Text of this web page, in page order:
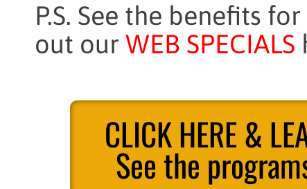
P.S. See the benefits
out our WEB SPECIALS
CLICK HERE &
See the